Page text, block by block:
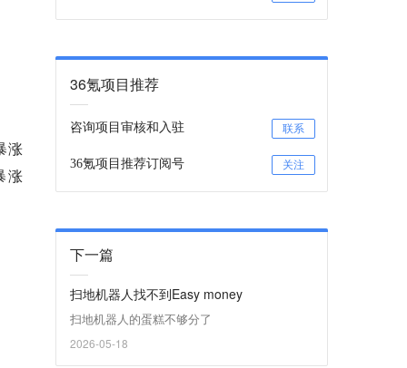
涨
涨
36氪项目推荐
咨询项目审核和入驻 联系
36氪项目推荐订阅号 关注
下一篇
扫地机器人找不到Easy money
扫地机器人的蛋糕不够分了
2026-05-18